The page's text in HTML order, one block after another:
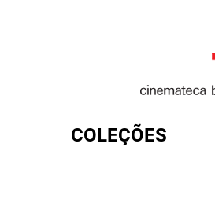
COLEÇÕES